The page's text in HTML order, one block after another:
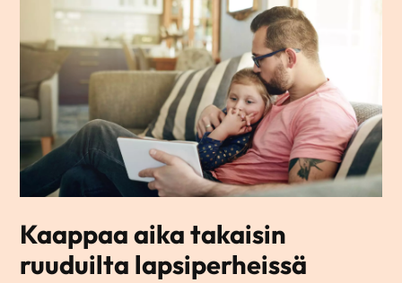
Kaappaa aika takaisin
ruuduilta lapsiperheissä